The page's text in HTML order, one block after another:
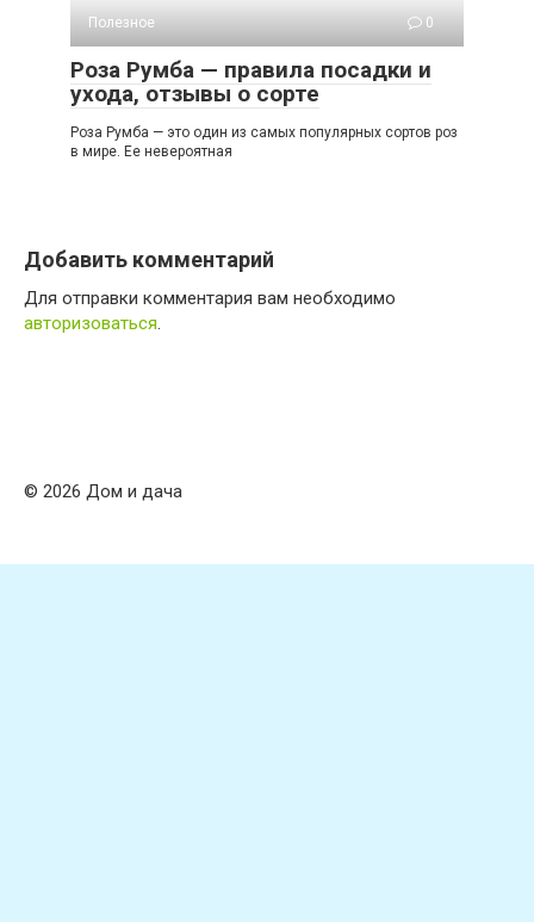
Полезное
0
Роза Румба — правила посадки и
ухода, отзывы о сорте
Роза Румба — это один из самых популярных сортов роз
в мире. Ее невероятная
Добавить комментарий
Для отправки комментария вам необходимо
авторизоваться.
© 2026 Дом и дача